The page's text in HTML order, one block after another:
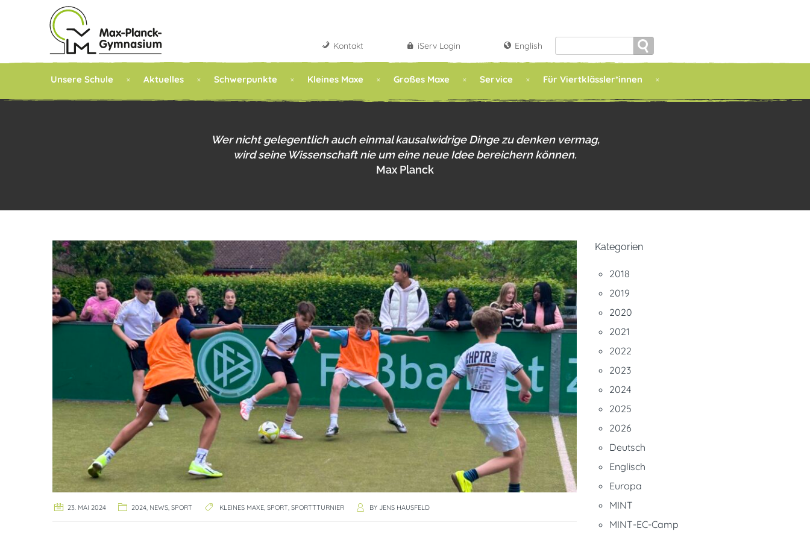
Kontakt iServ Login English
for:
Unsere Schule Aktuelles Schwerpunkte Kleines Maxe Großes Maxe Service Für Viertklässler*innen
Wer nicht gelegentlich auch einmal kausalwidrige Dinge zu denken vermag,
wird seine Wissenschaft nie um eine neue Idee bereichern können.
Max Planck
23. MAI 2024 2024, NEWS, SPORT KLEINES MAXE, SPORT, SPORTTTURNIER BY JENS HAUSFELD
Kategorien
2018
2019
2020
2021
2022
2023
2024
2025
2026
Deutsch
Englisch
Europa
MINT
MINT-EC-Camp